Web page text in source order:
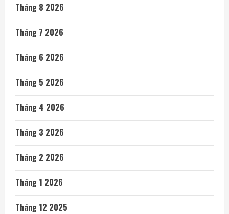
Tháng 8 2026
Tháng 7 2026
Tháng 6 2026
Tháng 5 2026
Tháng 4 2026
Tháng 3 2026
Tháng 2 2026
Tháng 1 2026
Tháng 12 2025